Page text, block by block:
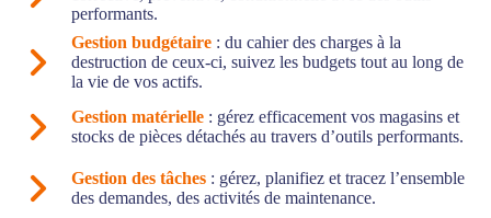
performants.
Gestion budgétaire : du cahier des charges à la
destruction de ceux-ci, suivez les budgets tout au long de
la vie de vos actifs.
Gestion matérielle : gérez efficacement vos magasins et
stocks de pièces détachés au travers d’outils performants.
Gestion des tâches : gérez, planifiez et tracez l’ensemble
des demandes, des activités de maintenance.